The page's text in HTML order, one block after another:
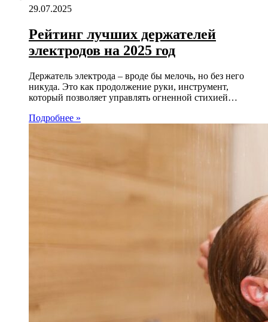
29.07.2025
Рейтинг лучших держателей
электродов на 2025 год
Держатель электрода – вроде бы мелочь, но без него
никуда. Это как продолжение руки, инструмент,
который позволяет управлять огненной стихией…
Подробнее »